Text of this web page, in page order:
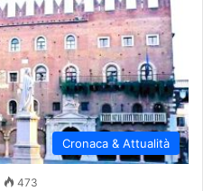
Cronaca & Attualità
473